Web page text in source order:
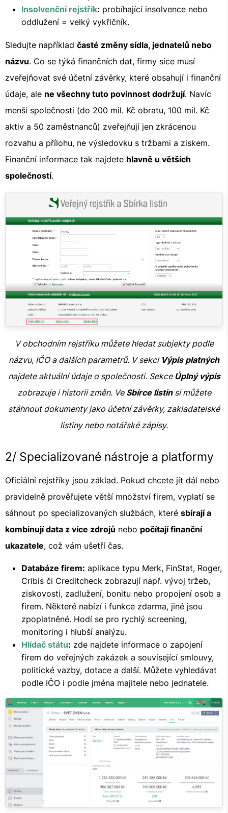
Insolvenční rejstřík: probíhající insolvence nebo
oddlužení = velký vykřičník.
Sledujte například časté změny sídla, jednatelů nebo
názvu. Co se týká finančních dat, firmy sice musí
zveřejňovat své účetní závěrky, které obsahují i finanční
údaje, ale ne všechny tuto povinnost dodržují. Navíc
menší společnosti (do 200 mil. Kč obratu, 100 mil. Kč
aktiv a 50 zaměstnanců) zveřejňují jen zkrácenou
rozvahu a přílohu, ne výsledovku s tržbami a ziskem.
Finanční informace tak najdete hlavně u větších
společností.
V obchodním rejstříku můžete hledat subjekty podle
názvu, IČO a dalších parametrů. V sekci Výpis platných
najdete aktuální údaje o společnosti. Sekce Úplný výpis
zobrazuje i historii změn. Ve Sbírce listinsi můžete
stáhnout dokumenty jako účetní závěrky, zakladatelské
listiny nebo notářské zápisy.
2/ Specializované nástroje a platformy
Oficiální rejstříky jsou základ. Pokud chcete jít dál nebo
pravidelně prověřujete větší množství firem, vyplatí se
sáhnout po specializovaných službách, které sbírají a
kombinují data z více zdrojů nebo počítají finanční
ukazatele, což vám ušetří čas.
Databáze firem: aplikace typu Merk, FinStat, Roger,
Cribis či Creditcheck zobrazují např. vývoj tržeb,
ziskovosti, zadlužení, bonitu nebo propojení osob a
firem. Některé nabízí i funkce zdarma, jiné jsou
zpoplatněné. Hodí se pro rychlý screening,
monitoring i hlubší analýzu.
Hlídač státu: zde najdete informace o zapojení
firem do veřejných zakázek a související smlouvy,
politické vazby, dotace a další. Můžete vyhledávat
podle IČO i podle jména majitele nebo jednatele.